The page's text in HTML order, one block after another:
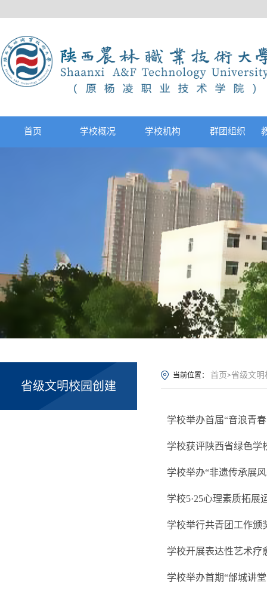
首页 学校概况 学校机构 群团组织
省级文明校园创建
当前位置： 首页>省级文明
学校举办首届“音浪青
学校获评陕西省绿色学
学校举办“非遗传承展
学校5·25心理素质拓展
学校举行共青团工作颁
学校开展表达性艺术疗
学校举办首期“邰城讲